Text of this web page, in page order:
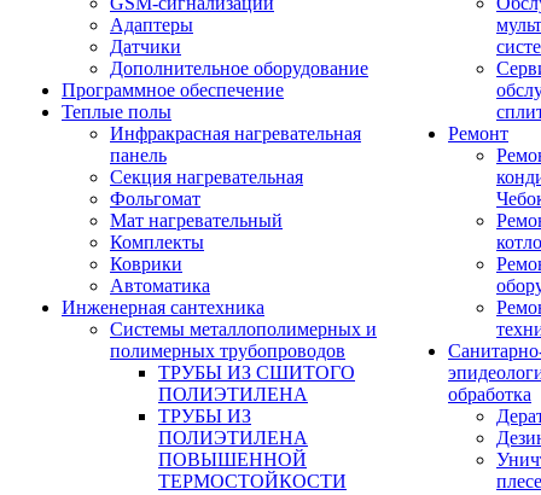
Адаптеры
Датчики
Дополнительное оборудование
Программное обеспечение
Теплые полы
Инфракрасная нагревательная
панель
Секция нагревательная
Фольгомат
Мат нагревательный
Комплекты
Коврики
Автоматика
Инженерная сантехника
Системы металлополимерных и
полимерных трубопроводов
ТРУБЫ ИЗ СШИТОГО
ПОЛИЭТИЛЕНА
ТРУБЫ ИЗ
ПОЛИЭТИЛЕНА
ПОВЫШЕННОЙ
ТЕРМОСТОЙКОСТИ
Ремонт
обработка